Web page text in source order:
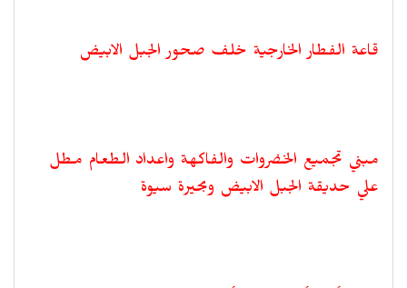
قاعة الفطار الخارجية خلف صحور الجبل الابيض
مبني تجميع الخضروات والفاكهة واعداد الطعام مطل
علي حديقة الجبل الابيض وبحيرة سيوة